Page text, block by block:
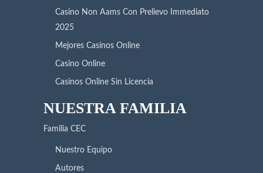
Casino Non Aams Con Prelievo Immediato
2025
Mejores Casinos Online
Casino Online
Casinos Online Sin Licencia
NUESTRA FAMILIA
Familia CEC
Nuestro Equipo
Autores